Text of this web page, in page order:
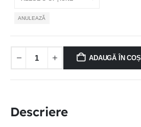
ANULEAZĂ
ADAUGĂ ÎN COȘ
Descriere